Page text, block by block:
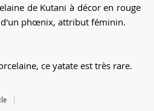
de Kutani à décor en rouge
phœnix, attribut féminin.
ce yatate est très rare.